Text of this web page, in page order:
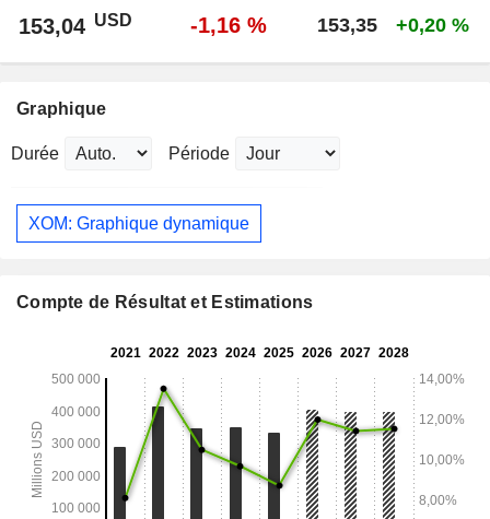
153,04 USD -1,16 % 153,35 +0,20 %
Graphique
Durée Période
XOM: Graphique dynamique
Compte de Résultat et Estimations